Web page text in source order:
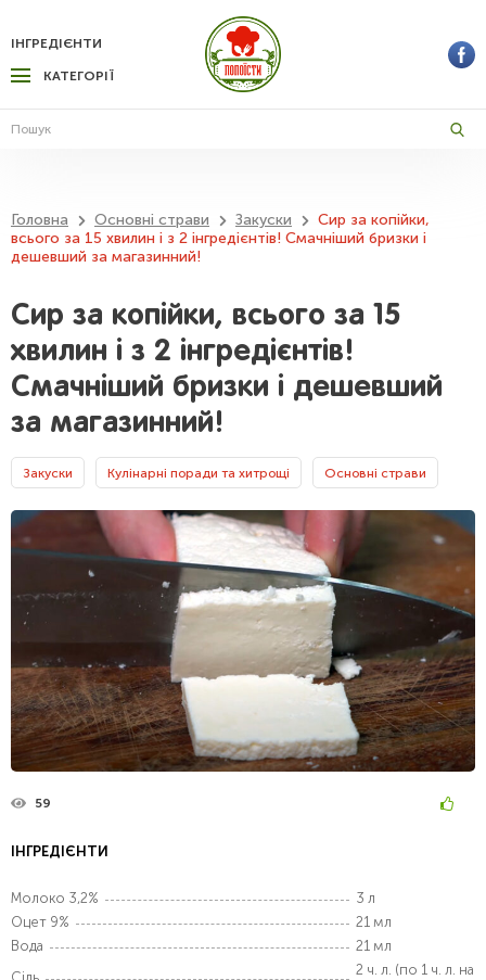
КАТЕГОРІЇ
ІНГРЕДІЄНТИ
Головна Основні страви Закуски
Сир за копійки,
всього за 15 хвилин і з 2 інгредієнтів! Смачніший бризки і
дешевший за магазинний!
Сир за копійки, всього за 15
хвилин і з 2 інгредієнтів!
Смачніший бризки і дешевший
за магазинний!
Закуски Кулінарні поради та хитрощі Основні страви
59
ІНГРЕДІЄНТИ
Молоко 3,2%
3 л
Оцет 9%
21 мл
Вода
21 мл
2 ч. л. (по 1 ч. л. на